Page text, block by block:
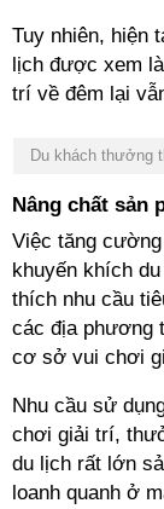
Tuy nhiên, hiện
lịch được xem
trí về đêm lại
Du khách thưởng
Nâng chất sản
Việc tăng
khuyến khích
thích nhu cầu
các địa phương
cơ sở vui chơi
Nhu cầu sử
chơi giải trí,
du lịch rất lớn
loanh quanh ở